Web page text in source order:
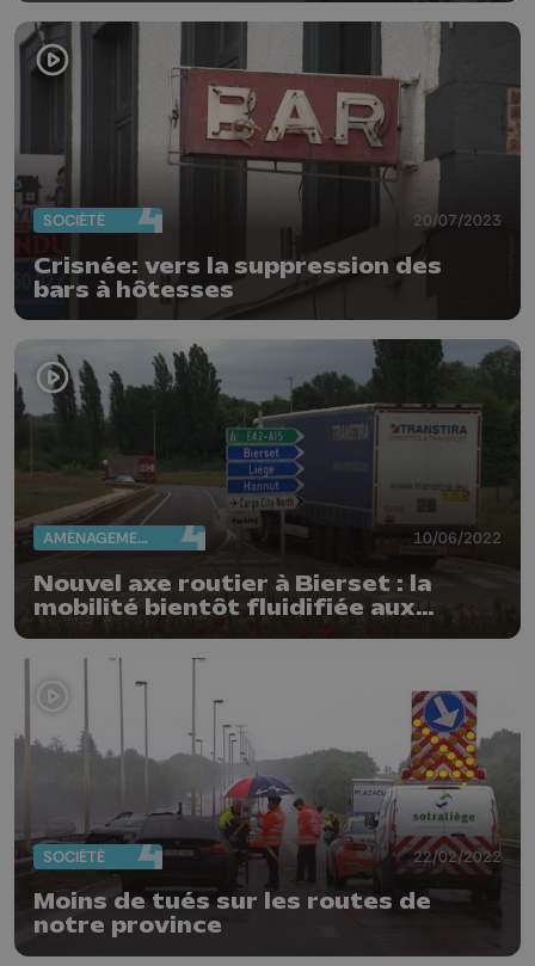
SOCIÉTÉ 20/07/2023
Crisnée: vers la suppression des
bars à hôtesses
AMÉNAGEMENT DU TERRITOIRE 10/06/2022
Nouvel axe routier à Bierset : la
mobilité bientôt fluidifiée aux
alentours de l'aéroport ?
SOCIÉTÉ 22/02/2022
Moins de tués sur les routes de
notre province